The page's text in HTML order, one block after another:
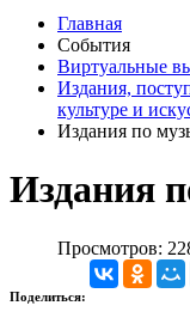
Главная
События
Виртуальные
Издания,
культуре и
Издания по
Издания
Просмотров:
Поделиться: